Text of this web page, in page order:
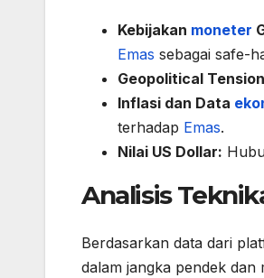
Kebijakan moneter
Emas sebagai safe-
Geopolitical
Inflasi dan Data
terhadap Emas.
Nilai US Dollar:
Analisis
Berdasarkan data dari
dalam jangka pendek